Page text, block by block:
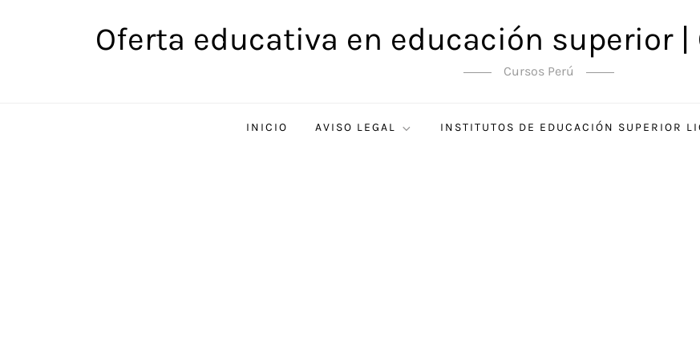
Oferta educativa en educación superior |
Cursos Perú
INICIO AVISO LEGAL INSTITUTOS DE EDUCACIÓN SUPERIOR